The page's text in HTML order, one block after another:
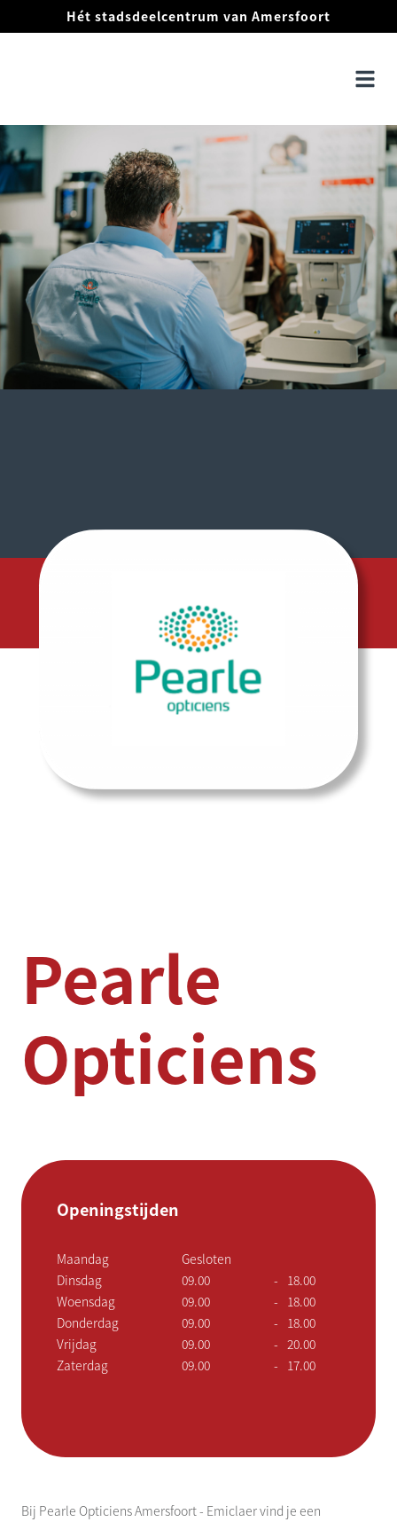
Hét stadsdeelcentrum van Amersfoort
Pearle
Opticiens
Openingstijden
Maandag
Gesloten
Dinsdag
09.00 - 18.00
Woensdag
09.00 - 18.00
Donderdag
09.00 - 18.00
Vrijdag
09.00 - 20.00
Zaterdag
09.00 - 17.00
Bij Pearle Opticiens Amersfoort - Emiclaer vind je een